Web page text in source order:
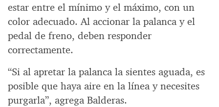
estar entre el mínimo y el máximo, con un
color adecuado. Al accionar la palanca y el
pedal de freno, deben responder
correctamente.
“Si al apretar la palanca la sientes aguada, es
posible que haya aire en la línea y necesites
purgarla”, agrega Balderas.